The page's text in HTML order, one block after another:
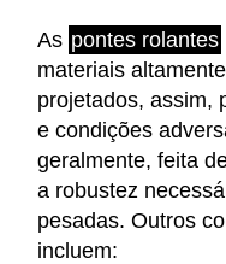
As pontes rolantes
materiais
projetados, assim,
e condições
geralmente, feita
a robustez
pesadas. Outros
incluem: